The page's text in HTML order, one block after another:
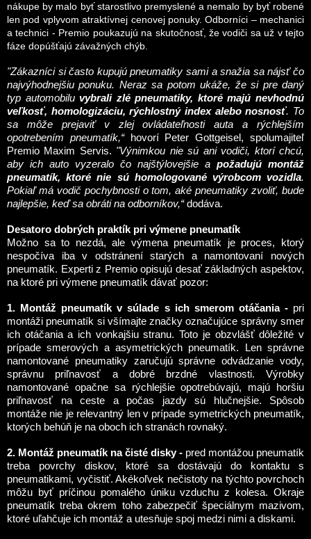
nákupe by malo byť starostlivo premyslené a nemalo by byť robené
len pod vplyvom atraktívnej cenovej ponuky. Odborníci – mechanici
a technici - Premio poukazujú na skutočnosť, že vodiči sa už v tejto
fáze dopúšťajú závažných chýb.
"Zákazníci si často kupujú pneumatiky sami a snažia sa nájsť čo
najvýhodnejšiu ponuku. Neraz sa potom ukáže, že si pre daný
typ automobiluvybrali zlé pneumatiky, ktoré majú nevhodnú
veľkosť, homologizáciu, rýchlostný index alebo nosnosť. To
sa môže prejaviť v zlej ovládateľnosti auta a rýchlejším
opotrebením pneumatík,“
hovorí Peter Gottgeisel, spolumajiteľ
Premio Maxim Servis. "Výnimkou nie sú ani vodiči, ktorí chcú,
aby ich auto vyzeralo čo najštýlovejšie a požadujú montáž
pneumatík, ktoré nie sú homologované výrobcom vozidla.
Pokiaľ má vodič pochybnosti o tom, aké pneumatiky zvoliť, bude
najlepšie, keď sa obráti na odborníkov,“dodáva.
Desatoro dobrých praktík pri výmene pneumatík
Možno sa to nezdá, ale výmena pneumatík je proces, ktorý
nespočíva iba v odstránení starých a namontovaní nových
pneumatík. Experti z Premio opisujú desať základných aspektov,
na ktoré pri výmene pneumatík dávať pozor:
1. Montáž pneumatík v súlade s ich smerom otáčania - pri
montáži pneumatík si všímajte značky označujúce správny smer
ich otáčania a ich vonkajšiu stranu. Toto je obzvlášť dôležité v
prípade smerových a asymetrických pneumatík. Len správne
namontované pneumatiky zaručujú správne odvádzanie vody,
správnu priľnavosť a dobré brzdné vlastnosti. Výrobky
namontované opačne sa rýchlejšie opotrebúvajú, majú horšiu
priľnavosť na ceste a počas jazdy sú hlučnejšie. Spôsob
montáže nie je relevantný len v prípade symetrických pneumatík,
ktorých behúň je na oboch ich stranách rovnaký.
2. Montáž pneumatík na čisté disky - pred montážou pneumatík
treba povrchy diskov, ktoré sa dostávajú do kontaktu s
pneumatikami, vyčistiť. Akékoľvek nečistoty na týchto povrchoch
môžu byť príčinou pomalého úniku vzduchu z kolesa. Okraje
pneumatík treba okrem toho zabezpečiť špeciálnym mazivom,
ktoré uľahčuje ich montáž a utesňuje spoj medzi nimi a diskami.